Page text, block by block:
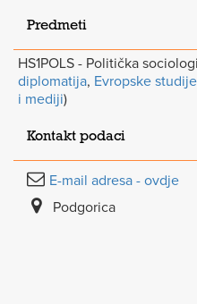
Predmeti
HS1POLS - Politička
diplomatija, Evropske studije
i mediji)
Kontakt podaci
E-mail adresa - ovdje
Podgorica